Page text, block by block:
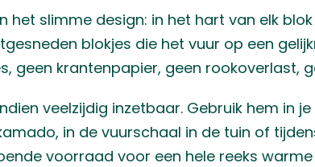
het slimme design: in het hart van elk
blokjes die het vuur op een
geen krantenpapier, geen rookoverlast,
veelzijdig inzetbaar. Gebruik hem in
in de vuurschaal in de tuin of
voorraad voor een hele reeks